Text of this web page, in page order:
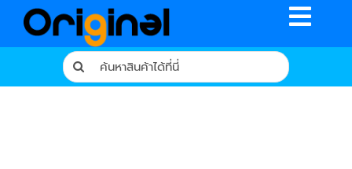
Toggle
Search
for: